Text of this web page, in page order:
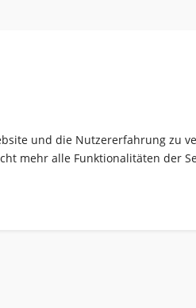
und die Nutzererfahrung zu
mehr alle Funktionalitäten der